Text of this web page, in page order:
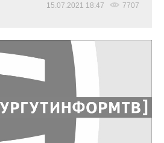
15.07.2021 18:47 7707